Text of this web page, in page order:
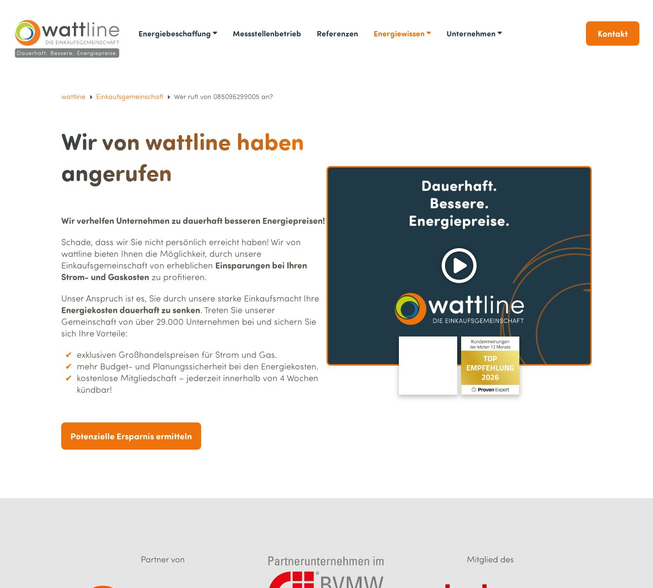
Energiebeschaffung Messstellenbetrieb Referenzen Energiewissen Unternehmen Kontakt
wattline Einkaufsgemeinschaft Wer ruft von 085096299005 an?
Wir von wattline haben
angerufen
Wir verhelfen Unternehmen zu dauerhaft besseren Energiepreisen!
Schade, dass wir Sie nicht persönlich erreicht haben! Wir von
wattline bieten Ihnen die Möglichkeit, durch unsere
Einkaufsgemeinschaft von erheblichen Einsparungen bei Ihren
Strom- und Gaskosten zu profitieren.
Unser Anspruch ist es, Sie durch unsere starke Einkaufsmacht Ihre
Energiekosten dauerhaft zu senken. Treten Sie unserer
Gemeinschaft von über 29.000 Unternehmen bei und sichern Sie
sich Ihre Vorteile:
exklusiven Großhandelspreisen für Strom und Gas.
mehr Budget- und Planungssicherheit bei den Energiekosten.
kostenlose Mitgliedschaft – jederzeit innerhalb von 4 Wochen
kündbar!
Potenzielle Ersparnis ermitteln